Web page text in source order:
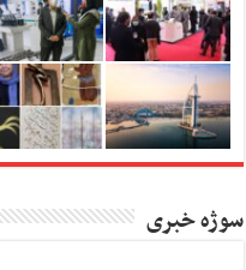
سوژه خبری